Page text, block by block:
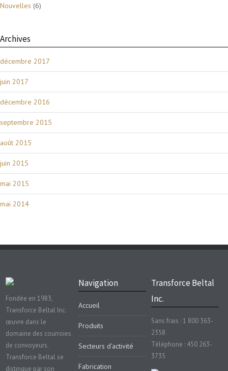
Nouvelles (6)
Archives
décembre 2017
juin 2017
décembre 2016
septembre 2015
août 2015
juin 2015
mai 2015
mai 2014
Fondée en 1983,
Transforce Beltal Inc.
œuvre dans le
domaine des courroies
de convoyeurs.
Transforce Beltal se
distingue par son
Navigation
Accueil
Produits
Secteurs d’activité
Fabrication
Transforce Beltal
Inc.
Sans frais : 1 800 363-
2358
Téléphone : 450 263-
3735